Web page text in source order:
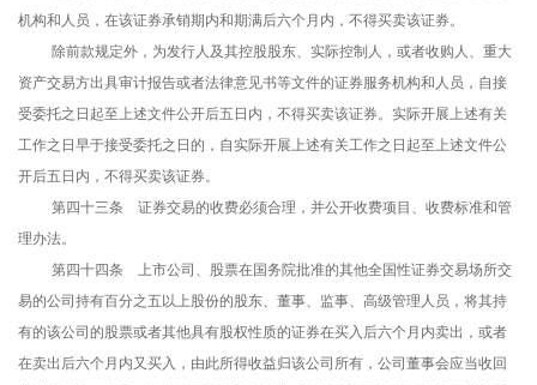
机构和人员，在该证券承销期内和期满后六个月内，不得买卖该证券。
除前款规定外，为发行人及其控股股东、实际控制人，或者收购人、重大
资产交易方出具审计报告或者法律意见书等文件的证券服务机构和人员，自接
受委托之日起至上述文件公开后五日内，不得买卖该证券。实际开展上述有关
工作之日早于接受委托之日的，自实际开展上述有关工作之日起至上述文件公
开后五日内，不得买卖该证券。
第四十三条 证券交易的收费必须合理，并公开收费项目、收费标准和管
理办法。
第四十四条 上市公司、股票在国务院批准的其他全国性证券交易场所交
易的公司持有百分之五以上股份的股东、董事、监事、高级管理人员，将其持
有的该公司的股票或者其他具有股权性质的证券在买入后六个月内卖出，或者
在卖出后六个月内又买入，由此所得收益归该公司所有，公司董事会应当收回